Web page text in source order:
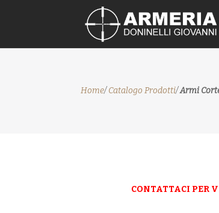
Home/Catalogo Prodotti/Armi
CONTATTACI PER